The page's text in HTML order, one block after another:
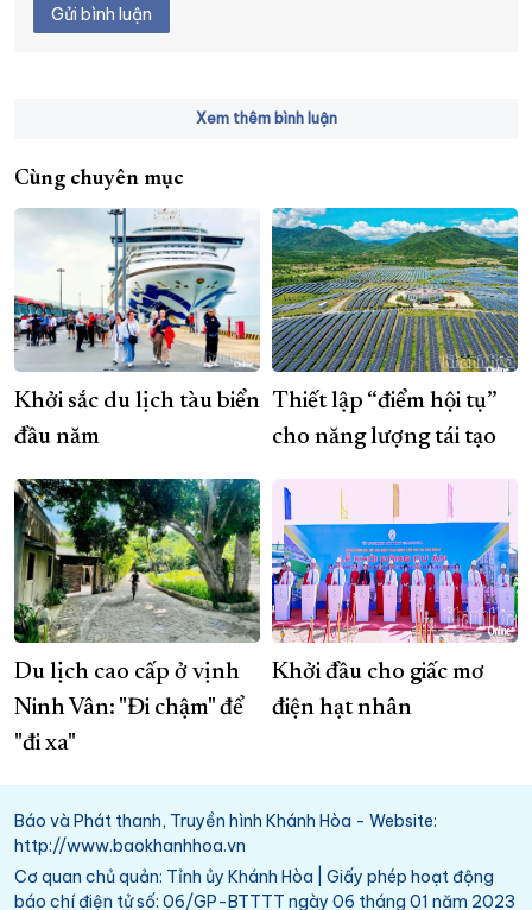
Gửi bình luận
Xem thêm bình luận
Cùng chuyên mục
Khởi sắc du lịch tàu biển
đầu năm
Thiết lập “điểm hội tụ”
cho năng lượng tái tạo
Du lịch cao cấp ở vịnh
Ninh Vân: "Đi chậm" để
"đi xa"
Khởi đầu cho giấc mơ
điện hạt nhân
Báo và Phát thanh, Truyền hình Khánh Hòa - Website:
http://www.baokhanhhoa.vn
Cơ quan chủ quản: Tỉnh ủy Khánh Hòa | Giấy phép hoạt động
báo chí điện tử số: 06/GP-BTTTT ngày 06 tháng 01 năm 2023